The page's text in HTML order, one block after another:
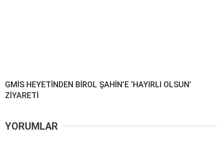
GMİS HEYETİNDEN BİROL ŞAHİN’E ‘HAYIRLI OLSUN’
ZİYARETİ
YORUMLAR